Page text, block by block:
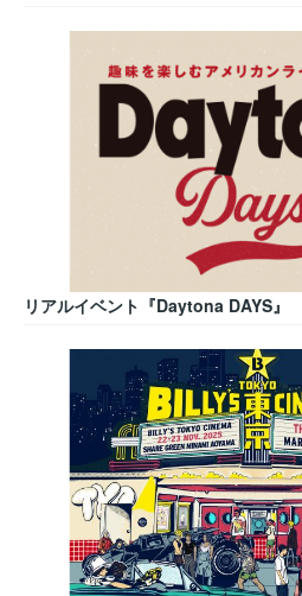
リアルイベント『Daytona DAYS』